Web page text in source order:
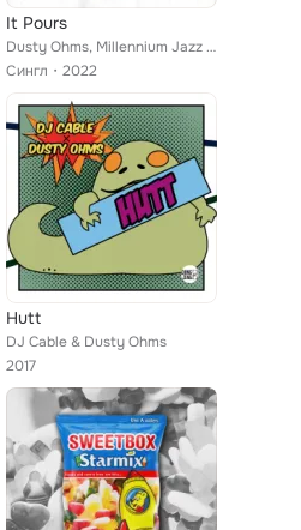
It Pours
Dusty Ohms, Millennium Jazz Music
Сингл
2022
Hutt
DJ Cable & Dusty Ohms
2017